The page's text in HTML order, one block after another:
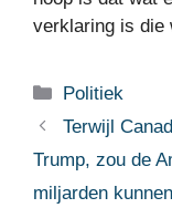
verklaring is die
Categorieën
Politiek
Terwijl
Trump, zou de
miljarden